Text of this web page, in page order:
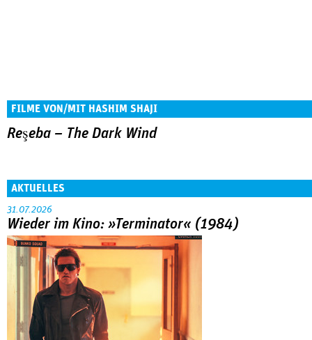
FILME VON/MIT HASHIM SHAJI
Reşeba – The Dark Wind
AKTUELLES
31.07.2026
Wieder im Kino: »Terminator« (1984)